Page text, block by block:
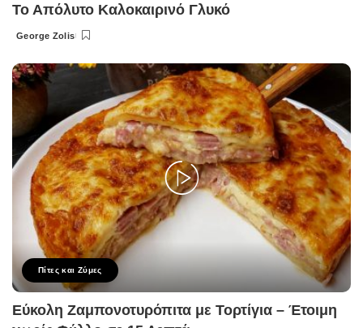
Το Απόλυτο Καλοκαιρινό Γλυκό
Posted
George Zolis
Πίτες και Ζύμες
Εύκολη Ζαμπονοτυρόπιτα με Τορτίγια – Έτοιμη